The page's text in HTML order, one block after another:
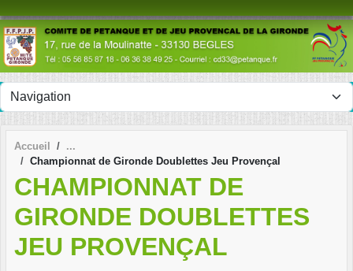
Accueil
Championnat de Gironde Doublettes Jeu Provençal
CHAMPIONNAT DE
GIRONDE DOUBLETTES
JEU PROVENÇAL